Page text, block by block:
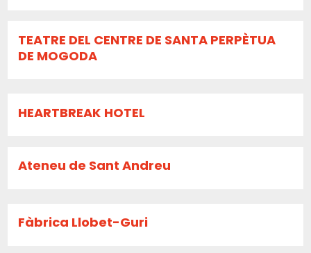
TEATRE DEL CENTRE DE SANTA PERPÈTUA
DE MOGODA
HEARTBREAK HOTEL
Ateneu de Sant Andreu
Fàbrica Llobet-Guri